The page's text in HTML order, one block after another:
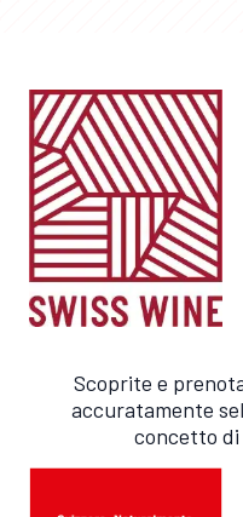
Scoprite e
accuratamente
concetto di